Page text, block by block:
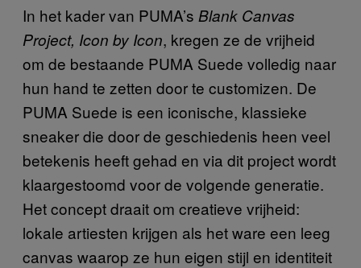
In het kader van PUMA’s Blank Canvas
Project, Icon by Icon, kregen ze de vrijheid
om de bestaande PUMA Suede volledig naar
hun hand te zetten door te customizen. De
PUMA Suede is een iconische, klassieke
sneaker die door de geschiedenis heen veel
betekenis heeft gehad en via dit project wordt
klaargestoomd voor de volgende generatie.
Het concept draait om creatieve vrijheid:
lokale artiesten krijgen als het ware een leeg
canvas waarop ze hun eigen stijl en identiteit